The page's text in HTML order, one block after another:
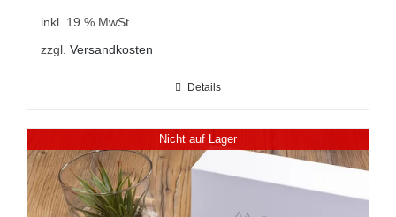
inkl. 19 % MwSt.
zzgl. Versandkosten
Details
Nicht auf Lager